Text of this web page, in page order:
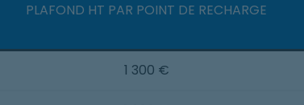
PLAFOND HT PAR POINT DE RECHARGE
1 300 €